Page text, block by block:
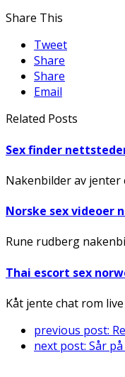
Share This
Tweet
Share
Share
Email
Related Posts
Sex finder
Nakenbilder av jenter
Norske sex videoer
Rune rudberg
Thai escort sex
Kåt jente chat rom
previous post:
next post: Sår